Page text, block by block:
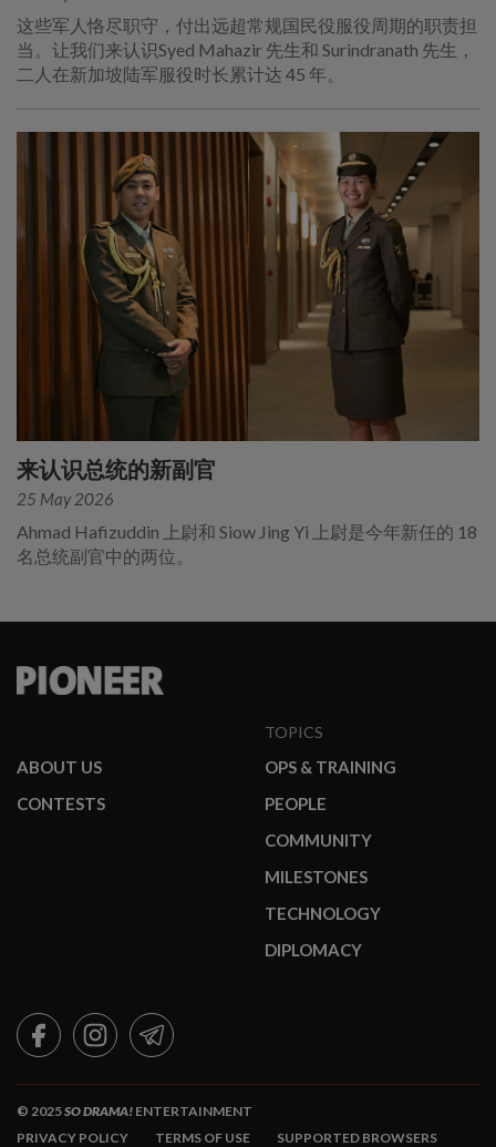
这些军人恪尽职守，付出远超常规国民役服役周期的职责担
当。让我们来认识Syed Mahazir 先生和 Surindranath 先生，
二人在新加坡陆军服役时长累计达 45 年。
来认识总统的新副官
25 May 2026
Ahmad Hafizuddin 上尉和 Siow Jing Yi 上尉是今年新任的 18
名总统副官中的两位。
ABOUT US
CONTESTS
TOPICS
OPS & TRAINING
PEOPLE
COMMUNITY
MILESTONES
TECHNOLOGY
DIPLOMACY
FACEBOOKINSTAGRAMTELEGRAM
© 2025SO DRAMA! ENTERTAINMENT
PRIVACY POLICY
TERMS OF USE SUPPORTED BROWSERS